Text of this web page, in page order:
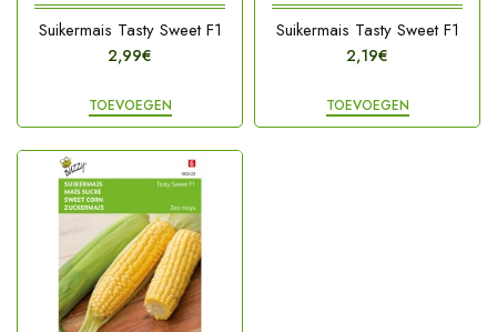
Suikermais Tasty Sweet F1
2,99€
TOEVOEGEN
Suikermais Tasty Sweet F1
2,19€
TOEVOEGEN